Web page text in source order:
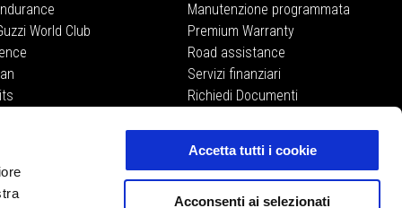
Accetta tutti i cookie
Acconsenti ai selezionati
World Club
Manutenzione programmata
Premium Warranty
Road assistance
Servizi finanziari
Richiedi Documenti
MOTO GUZZI STORE